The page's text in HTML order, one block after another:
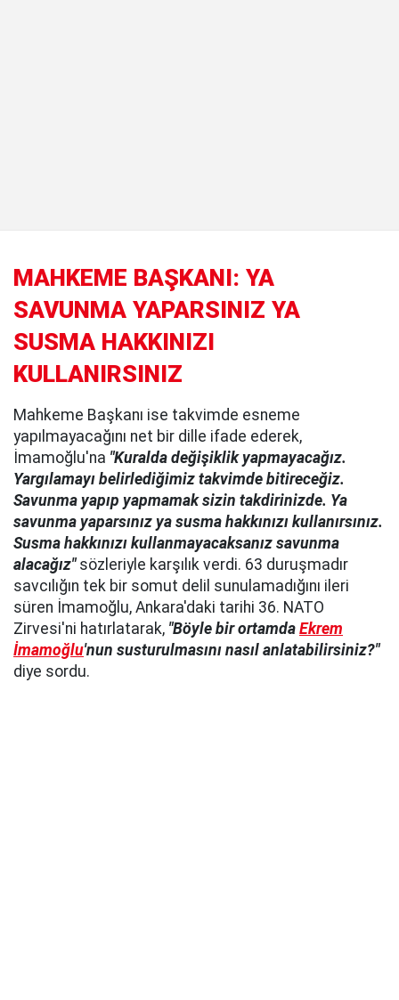
MAHKEME BAŞKANI: YA
SAVUNMA YAPARSINIZ YA
SUSMA HAKKINIZI
KULLANIRSINIZ
Mahkeme Başkanı ise takvimde esneme
yapılmayacağını net bir dille ifade ederek,
İmamoğlu'na "Kuralda değişiklik yapmayacağız.
Yargılamayı belirlediğimiz takvimde bitireceğiz.
Savunma yapıp yapmamak sizin takdirinizde. Ya
savunma yaparsınız ya susma hakkınızı kullanırsınız.
Susma hakkınızı kullanmayacaksanız savunma
alacağız"sözleriyle karşılık verdi. 63 duruşmadır
savcılığın tek bir somut delil sunulamadığını ileri
süren İmamoğlu, Ankara'daki tarihi 36. NATO
Zirvesi'ni hatırlatarak, "Böyle bir ortamda Ekrem
İmamoğlu'nun susturulmasını nasıl anlatabilirsiniz?"
diye sordu.